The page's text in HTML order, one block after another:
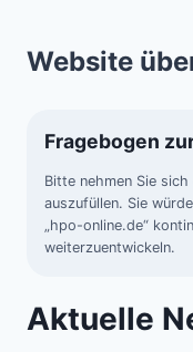
Website
Fragebogen
Bitte nehmen Sie
auszufüllen. Sie
„hpo-online.de“
weiterzuentwickeln.
Aktuelle